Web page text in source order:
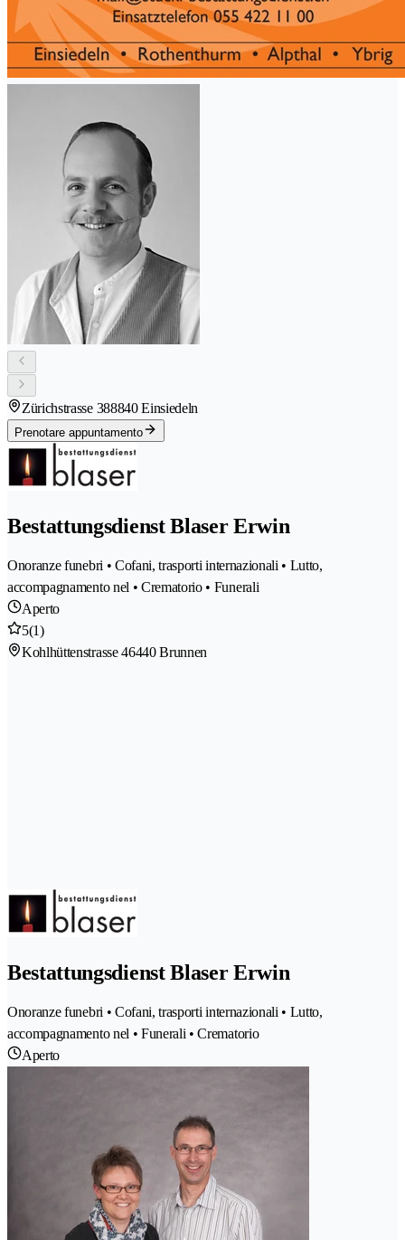
Zürichstrasse 388840 Einsiedeln
Prenotare appuntamento
Bestattungsdienst Blaser Erwin
Onoranze funebri • Cofani, trasporti internazionali • Lutto,
accompagnamento nel • Crematorio • Funerali
Aperto
5(1)
Kohlhüttenstrasse 46440 Brunnen
Bestattungsdienst Blaser Erwin
Onoranze funebri • Cofani, trasporti internazionali • Lutto,
accompagnamento nel • Funerali • Crematorio
Aperto